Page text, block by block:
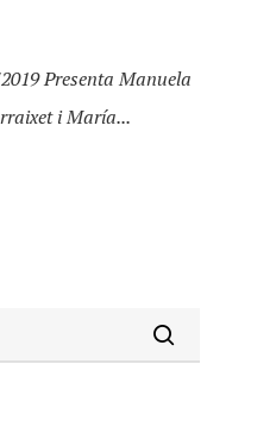
Presenta Manuela
i María...
Monty Peiró